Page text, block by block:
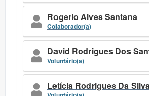
Rogerio Alves Santana
Colaborador(a)
David Rodrigues Dos
Voluntário(a)
Letícia Rodrigues Da